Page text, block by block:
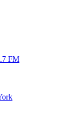
FM